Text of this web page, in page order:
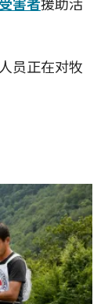
员正在对牧